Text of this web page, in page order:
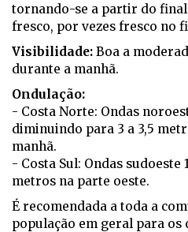
tornando-se a partir do
fresco, por vezes fresco no
Visibilidade: Boa a
durante a manhã.
Ondulação:
- Costa Norte: Ondas
diminuindo para 3 a 3,5
manhã.
- Costa Sul: Ondas sudoeste
metros na parte oeste.
É recomendada a toda a
população em geral para os